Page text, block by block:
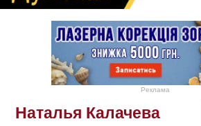
Реклама
Наталья Калачева